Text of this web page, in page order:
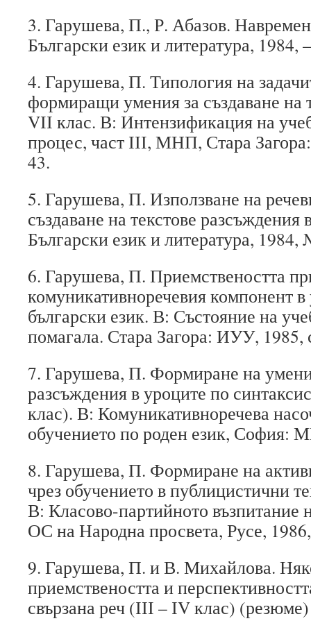
3. Гарушева, П., Р. Абазов.
Български език и литература,
4. Гарушева, П. Типология на
формиращи умения за създаване на
VІІ клас. В: Интензификация на
процес, част ІІІ, МНП, Стара
43.
5. Гарушева, П. Използване на
създаване на текстове разсъждения
Български език и литература,
6. Гарушева, П. Приемствеността
комуникативноречевия компонент
български език. В: Състояние на
помагала. Стара Загора: ИУУ, 1985,
7. Гарушева, П. Формиране на
разсъждения в уроците по
клас). В: Комуникативноречева
обучението по роден език, София:
8. Гарушева, П. Формиране на
чрез обучението в публицистични
В: Класово-партийното възпитание
ОС на Народна просвета, Русе,
9. Гарушева, П. и В. Михайлова.
приемствеността и
свързана реч (ІІІ – ІV клас)